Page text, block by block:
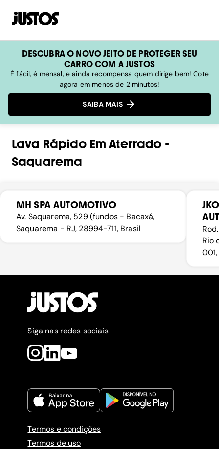
DESCUBRA O NOVO JEITO DE PROTEGER SEU
CARRO COM A JUSTOS
É fácil, é mensal, e ainda recompensa quem dirige bem! Cote
agora em menos de 2 minutos!
SAIBA MAIS
Lava RápidoEmAterrado -
Saquarema
MH SPA AUTOMOTIVO
Av. Saquarema, 529 (fundos - Bacaxá,
Saquarema - RJ, 28994-711, Brasil
Rio
Siga nas redes sociais
Termos e condições
Termos de uso